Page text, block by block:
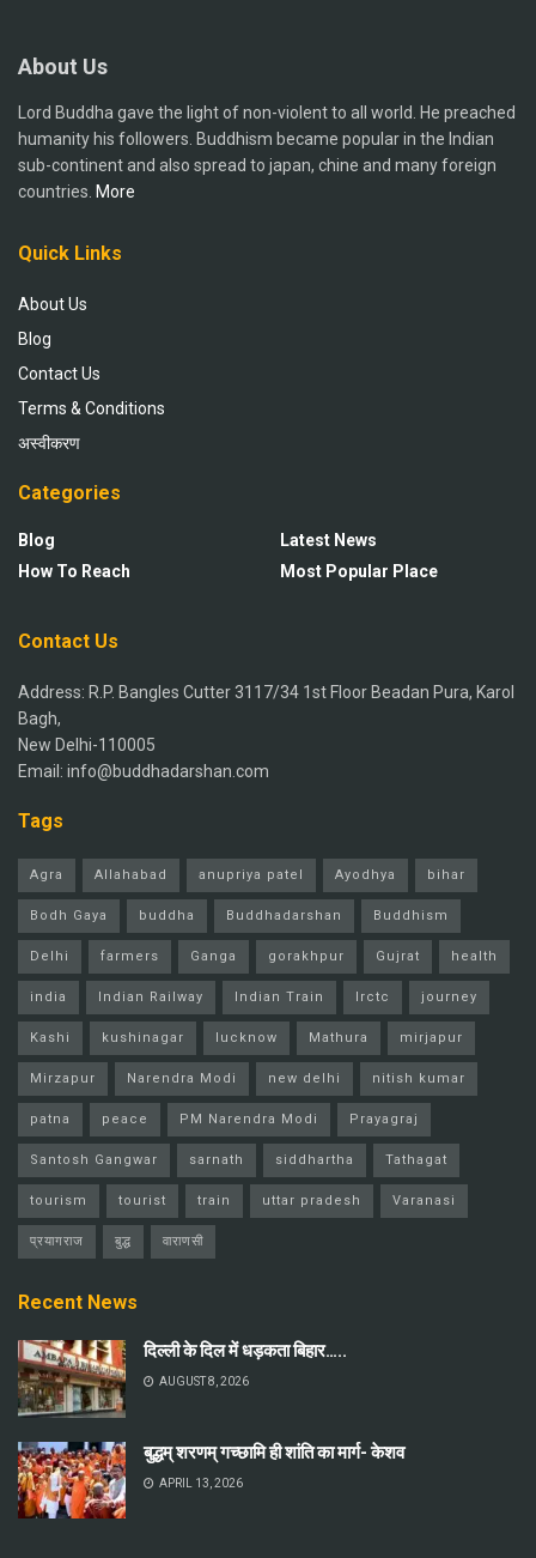
About Us
Lord Buddha gave the light of non-violent to all world. He preached
humanity his followers. Buddhism became popular in the Indian
sub-continent and also spread to japan, chine and many foreign
countries. More
Quick Links
About Us
Blog
Contact Us
Terms & Conditions
अस्वीकरण
Categories
Blog
How To Reach
Latest News
Most Popular Place
Contact Us
Address: R.P. Bangles Cutter 3117/34 1st Floor Beadan Pura, Karol
Bagh,
New Delhi-110005
Email: info@buddhadarshan.com
Tags
Agra Allahabad anupriya patel Ayodhya bihar
Bodh Gaya buddha Buddhadarshan Buddhism
Delhi farmers Ganga gorakhpur Gujrat health
india Indian Railway Indian Train Irctc journey
Kashi kushinagar lucknow Mathura mirjapur
Mirzapur Narendra Modi new delhi nitish kumar
patna peace PM Narendra Modi Prayagraj
Santosh Gangwar sarnath siddhartha Tathagat
tourism tourist train uttar pradesh Varanasi
प्रयागराज बुद्ध वाराणसी
Recent News
दिल्ली के दिल में धड़कता बिहार…..
AUGUST 8, 2026
बुद्धम् शरणम् गच्छामि ही शांति का मार्ग- केशव
APRIL 13, 2026